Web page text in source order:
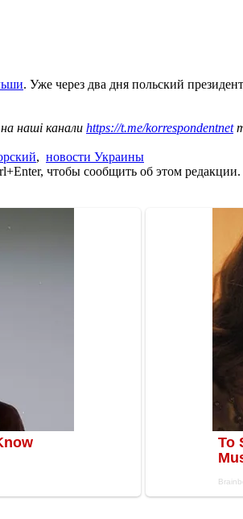
. Уже через два дня польский
наші канали https://t.me/korrespondentnet
, новости Украины
чтобы сообщить об этом редакции.